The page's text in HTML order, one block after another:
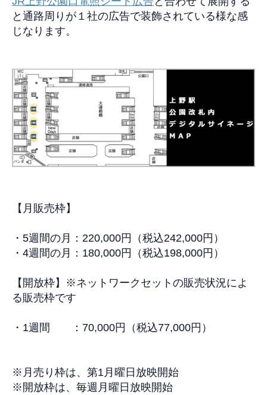
と 通路周りが １社の広告で装飾されている様な感
じなります。
【 月販売枠】
・5週間の月：220,000円（税込242,000円）
・4週間の月： 180,000円（税込198,000円）
【 開放枠】※ネットワークセットの販売状況によ
る販売枠です
・1週間 ： 70,000円（税込77,000円）
※ 月売り枠は、 第1 月曜日 放映開始
※ 開放枠は、 毎週月曜日放映開始